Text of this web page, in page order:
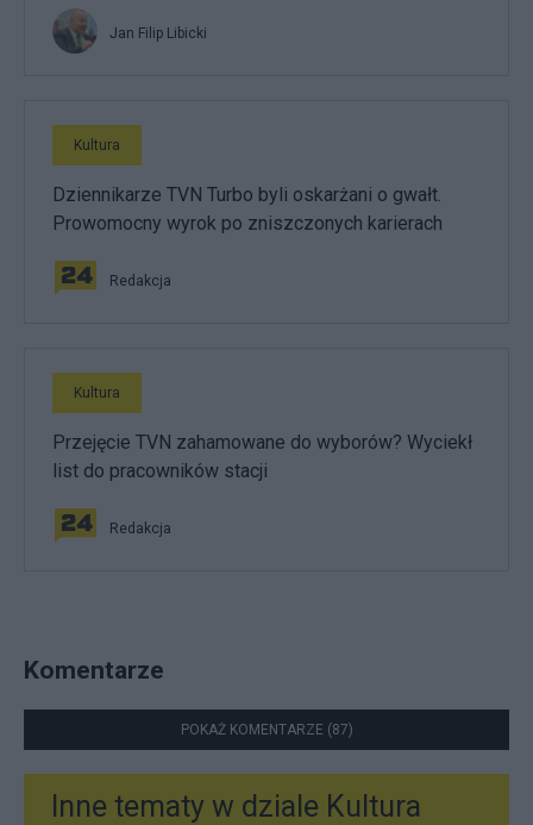
Jan Filip Libicki
Kultura
Dziennikarze TVN Turbo byli oskarżani o gwałt.
Prowomocny wyrok po zniszczonych karierach
Redakcja
Kultura
Przejęcie TVN zahamowane do wyborów? Wyciekł
list do pracowników stacji
Redakcja
Komentarze
POKAŻ KOMENTARZE (87)
Inne tematy w dziale Kultura